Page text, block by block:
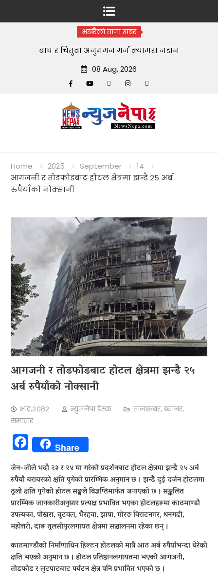
भर्खरैको ताजा खबर
बाघ र चितुवा अनुगमन गर्न क्यामरा जडान
08 Aug, 2026
Home 2025 September
14
आगजनी र तोडफोडबाट होटल क्षेत्रमा झन्डै २५ अर्ब
रुपैयाँको नोक्सानी
आगजनी र तोडफोडबाट होटल क्षेत्रमा झन्डै २५
अर्ब रुपैयाँको नोक्सानी
भाद्र,२०८२ न्युजनेपा डेस्क ताजाखबर,ब्यानर,
समाचार
Facebook
Share
जेन–जीले भदौ २३ र २४ मा गरेको प्रदर्शनबाट होटल क्षेत्रमा झन्डै २५ अर्ब
रुपैयाँ बराबरको क्षति पुगेको प्रारम्भिक अनुमान छ । झन्डै दुई दर्जन होटलमा
ठूलो क्षति पुगेको होटल सङ्घले विज्ञप्तिमार्फत जनाएको छ । सङ्कलित
प्रारम्भिक जानकारीअनुसार प्रत्यक्ष प्रभावित भएका होटलहरूमा काठमाण्डौ
उपत्यका, पोखरा, बुटवल, भैरहवा, झापा, मोरङ विराटनगर, धनगढी,
महोत्तरी, दाङ तुलसीपुरलगायत क्षेत्रमा सञ्चालनमा रहेका छन् ।
काठमाण्डौको निर्माणाधिन हिल्टन होटलको मात्रै आठ अर्ब रुपैयाँभन्दा धेरेको
क्षति भएको अनुमान छ । होटल प्रतिष्ठानलगायतमा भएको आगजनी,
तोडफोड र लुटपाटबाट पर्यटन क्षेत्र पनि प्रभावित भएको छ ।